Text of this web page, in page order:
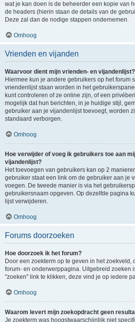
wat je kan doen is de beheerder een kopie van
de headers (hierin staan de details van de
Deze zal dan de nodige stappen ondernemen.
Omhoog
Vrienden en vijanden
Waarvoor dient mijn vrienden- en vijandenlijst?
Hiermee kun je andere gebruikers op het forum
vriendenlijst staan worden in het
kunt controleren of ze online zijn, of een
mogelijk dat hun berichten, in je huidige stijl,
gebruiker aan je vijandenlijst toevoegt, worden
standaard verborgen.
Omhoog
Hoe verwijder of voeg ik gebruikers toe aan
vijandenlijst?
Het toevoegen van gebruikers kan op 2
gebruiker staat een link om de gebruiker aan je
voegen. De tweede manier is via het
gebruikersnaam opgeven. Op dezelfde pagina
lijst verwijderen.
Omhoog
Forums doorzoeken
Hoe doorzoek ik het forum?
Door een zoekterm op te geven in het zoekveld,
forum- en onderwerppagina. Uitgebreid zoeken
"zoeken" link te klikken, deze vind je op iedere
Omhoog
Waarom levert mijn zoekopdracht geen
Je zoekterm was hoogstwaarschijnlijk niet